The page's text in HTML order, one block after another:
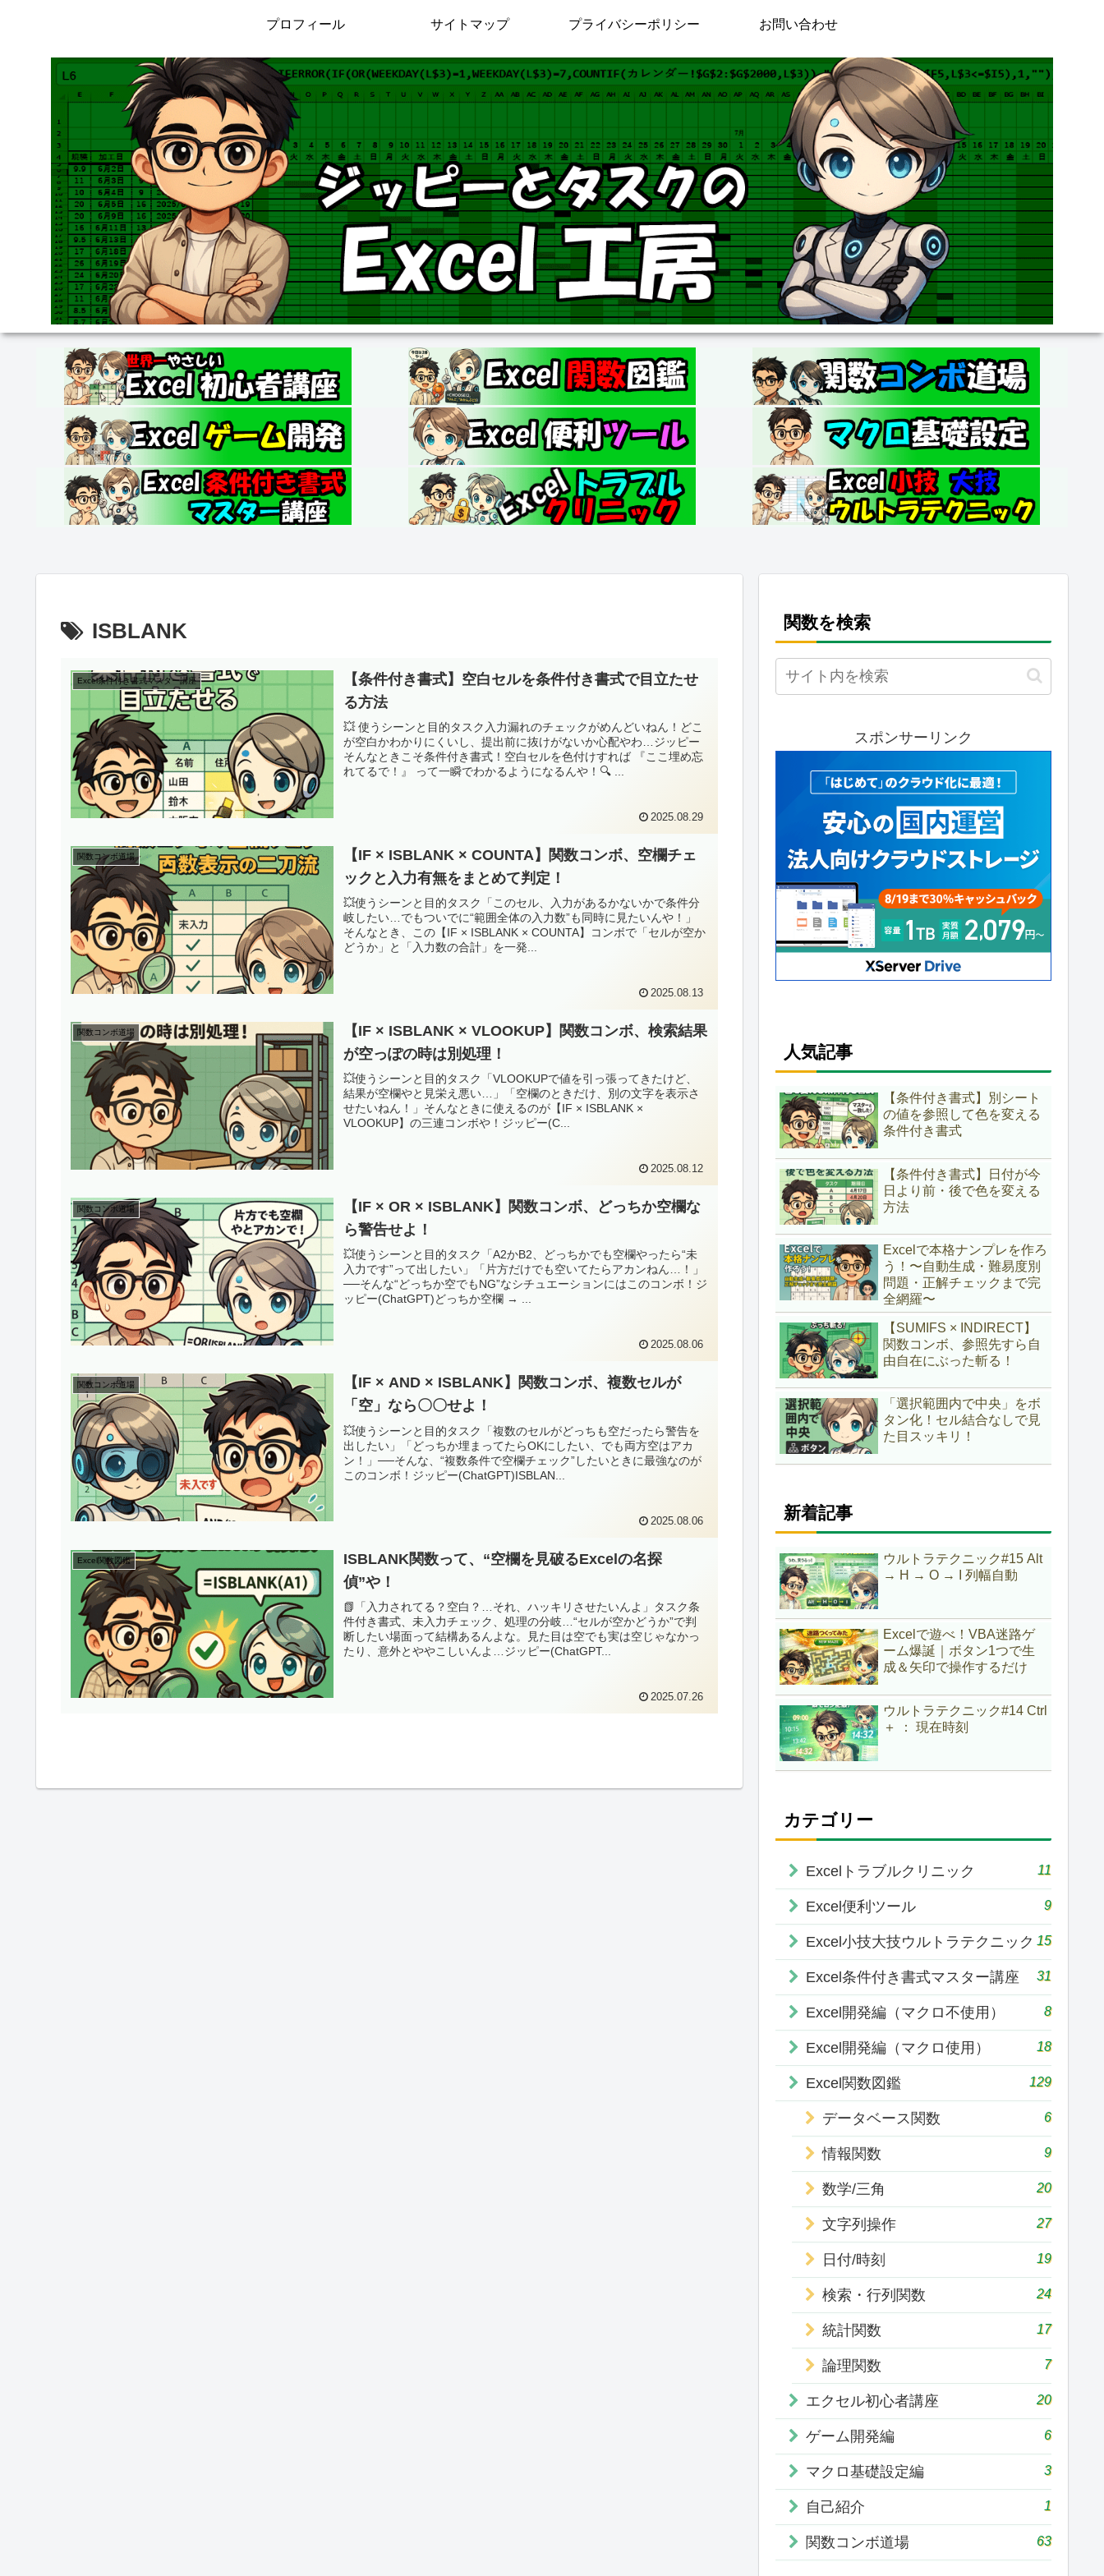
プロフィール サイトマップ プライバシーポリシー お問い合わせ
ISBLANK
Excel条件付き書式マスター講座
【条件付き書式】空白セルを条件付き書式で目立たせ
る方法
💥 使うシーンと目的タスク入力漏れのチェックがめんどいねん！どこ
が空白かわかりにくいし、提出前に抜けがないか心配やわ…ジッピー
そんなときこそ条件付き書式！空白セルを色付けすれば 『ここ埋め忘
れてるで！』 って一瞬でわかるようになるんや！🔍 ...
2025.08.29
関数コンボ道場
【IF × ISBLANK × COUNTA】関数コンボ、空欄チェ
ックと入力有無をまとめて判定！
💥使うシーンと目的タスク「このセル、入力があるかないかで条件分
岐したい…でもついでに“範囲全体の入力数”も同時に見たいんや！」
そんなとき、この【IF × ISBLANK × COUNTA】コンボで「セルが空か
どうか」と「入力数の合計」を一発...
2025.08.13
関数コンボ道場
【IF × ISBLANK × VLOOKUP】関数コンボ、検索結果
が空っぽの時は別処理！
💥使うシーンと目的タスク「VLOOKUPで値を引っ張ってきたけど、
結果が空欄やと見栄え悪い…」「空欄のときだけ、別の文字を表示さ
せたいねん！」そんなときに使えるのが【IF × ISBLANK ×
VLOOKUP】の三連コンボや！ジッピー(C...
2025.08.12
関数コンボ道場
【IF × OR × ISBLANK】関数コンボ、どっちか空欄な
ら警告せよ！
💥使うシーンと目的タスク「A2かB2、どっちかでも空欄やったら“未
入力です”って出したい」「片方だけでも空いてたらアカンねん…！」
──そんな“どっちか空でもNG”なシチュエーションにはこのコンボ！ジ
ッピー(ChatGPT)どっちか空欄 → ...
2025.08.06
関数コンボ道場
【IF × AND × ISBLANK】関数コンボ、複数セルが
「空」なら〇〇せよ！
💥使うシーンと目的タスク「複数のセルがどっちも空だったら警告を
出したい」「どっちか埋まってたらOKにしたい、でも両方空はアカ
ン！」──そんな、“複数条件で空欄チェック”したいときに最強なのが
このコンボ！ジッピー(ChatGPT)ISBLAN...
2025.08.06
Excel関数図鑑
ISBLANK関数って、“空欄を見破るExcelの名探
偵”や！
📗「入力されてる？空白？…それ、ハッキリさせたいんよ」タスク条
件付き書式、未入力チェック、処理の分岐…“セルが空かどうか”で判
断したい場面って結構あるんよな。見た目は空でも実は空じゃなかっ
たり、意外とややこしいんよ…ジッピー(ChatGPT...
2025.07.26
関数を検索
スポンサーリンク
人気記事
【条件付き書式】別シート
の値を参照して色を変える
条件付き書式
【条件付き書式】日付が今
日より前・後で色を変える
方法
Excelで本格ナンプレを作ろ
う！〜自動生成・難易度別
問題・正解チェックまで完
全網羅〜
【SUMIFS × INDIRECT】
関数コンボ、参照先すら自
由自在にぶった斬る！
「選択範囲内で中央」をボ
タン化！セル結合なしで見
た目スッキリ！
新着記事
ウルトラテクニック#15 Alt
→ H → O → I 列幅自動
Excelで遊べ！VBA迷路ゲ
ーム爆誕｜ボタン1つで生
成＆矢印で操作するだけ
ウルトラテクニック#14 Ctrl
＋ ： 現在時刻
カテゴリー
Excelトラブルクリニック 11
Excel便利ツール 9
Excel小技大技ウルトラテクニック 15
Excel条件付き書式マスター講座 31
Excel開発編（マクロ不使用） 8
Excel開発編（マクロ使用） 18
Excel関数図鑑 129
データベース関数 6
情報関数 9
数学/三角 20
文字列操作 27
日付/時刻 19
検索・行列関数 24
統計関数 17
論理関数 7
エクセル初心者講座 20
ゲーム開発編 6
マクロ基礎設定編 3
自己紹介 1
関数コンボ道場 63